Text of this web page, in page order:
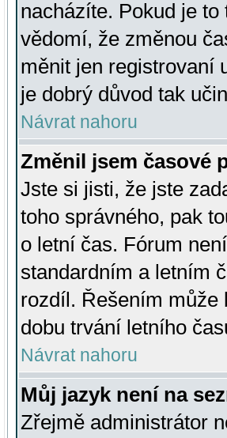
nacházíte. Pokud je
vědomí, že změnou
měnit jen registrovaní
je dobrý důvod tak
Návrat nahoru
Změnil jsem časové
Jste si jisti, že jste
toho správného, pak
o letní čas. Fórum
standardním a letním
rozdíl. Řešením může
dobu trvání letního
Návrat nahoru
Můj jazyk není na
Zřejmě administrátor